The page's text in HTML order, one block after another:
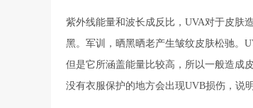
紫外线能量和波长成反比，UVA对于皮肤
黑。军训，晒黑晒老产生皱纹皮肤松驰。
但是它所涵盖能量比较高，所以一般造成
没有衣服保护的地方会出现UVB损伤，说